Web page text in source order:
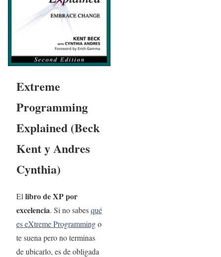
Extreme
Programming
Explained (Beck
Kent y Andres
Cynthia)
El libro de XP por
excelencia. Si no sabesqué
es eXtreme Programmingo
te suena pero no terminas
de ubicarlo, es de obligada